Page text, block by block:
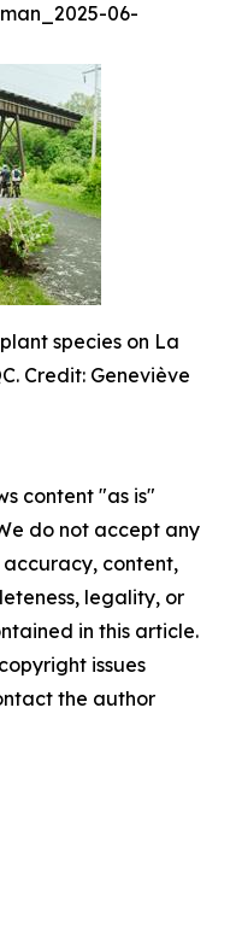
06-
species on La
Credit: Geneviève
content "as is"
do not accept any
content,
legality, or
in this article.
issues
the author